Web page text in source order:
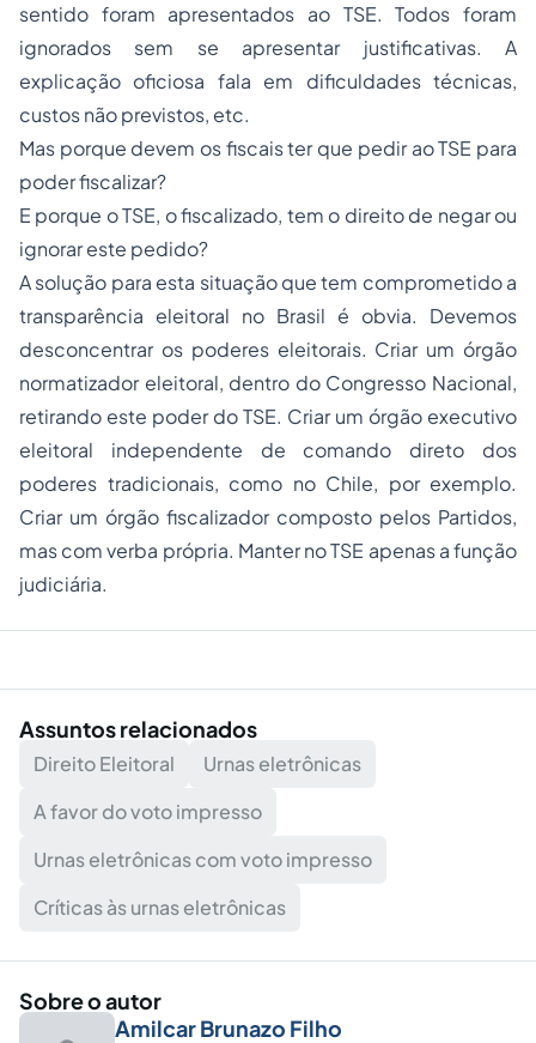
sentido foram apresentados ao TSE. Todos foram
ignorados sem se apresentar justificativas. A
explicação oficiosa fala em dificuldades técnicas,
custos não previstos, etc.
Mas porque devem os fiscais ter que pedir ao TSE para
poder fiscalizar?
E porque o TSE, o fiscalizado, tem o direito de negar ou
ignorar este pedido?
A solução para esta situação que tem comprometido a
transparência eleitoral no Brasil é obvia. Devemos
desconcentrar os poderes eleitorais. Criar um órgão
normatizador eleitoral, dentro do Congresso Nacional,
retirando este poder do TSE. Criar um órgão executivo
eleitoral independente de comando direto dos
poderes tradicionais, como no Chile, por exemplo.
Criar um órgão fiscalizador composto pelos Partidos,
mas com verba própria. Manter no TSE apenas a função
judiciária.
Assuntos relacionados
Direito Eleitoral
Urnas eletrônicas
A favor do voto impresso
Urnas eletrônicas com voto impresso
Críticas às urnas eletrônicas
Sobre o autor
Amilcar Brunazo Filho